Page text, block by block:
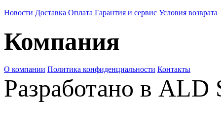
Новости Доставка Оплата Гарантия и сервис Условия возврата
Компания
О компании Политика конфиденциальности Контакты
Разработано в ALD